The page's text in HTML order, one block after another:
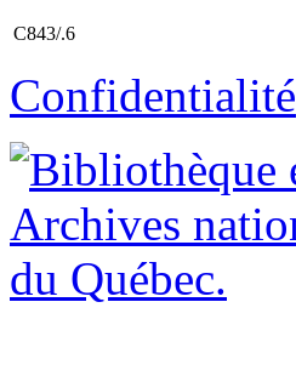
C843/.6
Confidentialité